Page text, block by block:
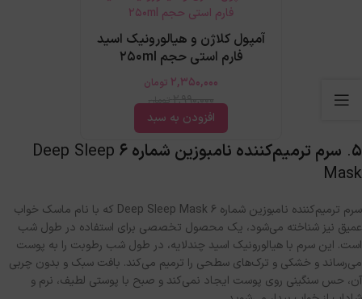
آمپول کلاژن و هیالورونیک اسید
فارم استی حجم 250ml
2,990,000 تومان
2,350,000 تومان
افزودن به سبد
۵. سرم ترمیم‌کننده نامبوزین شماره ۶
Deep Sleep
Mask
سرم ترمیم‌کننده نامبوزین شماره ۶ Deep Sleep Mask که با نام ماسک خواب
عمیق نیز شناخته می‌شود، یک محصول تخصصی برای استفاده در طول شب
است. این سرم با هیالورونیک اسید چندلایه، در طول شب رطوبت را به پوست
می‌رساند و خشکی و ترک‌های سطحی را ترمیم می‌کند. بافت سبک و بدون چربی
آن، حس سنگینی روی پوست ایجاد نمی‌کند و صبح با پوستی لطیف، نرم و